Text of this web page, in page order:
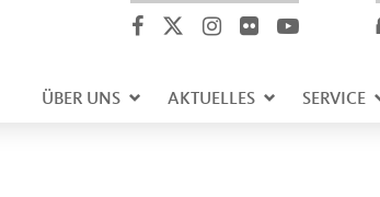
ÜBER UNS AKTUELLES SERVICE